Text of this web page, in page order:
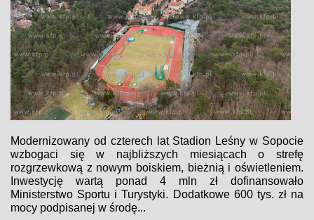
Modernizowany od czterech lat Stadion Leśny w Sopocie
wzbogaci się w najbliższych miesiącach o strefę
rozgrzewkową z nowym boiskiem, bieżnią i oświetleniem.
Inwestycję wartą ponad 4 mln zł dofinansowało
Ministerstwo Sportu i Turystyki. Dodatkowe 600 tys. zł na
mocy podpisanej w środę...